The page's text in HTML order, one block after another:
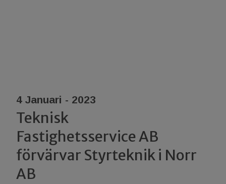
4 Januari - 2023
Teknisk
Fastighetsservice AB
förvärvar Styrteknik i Norr
AB